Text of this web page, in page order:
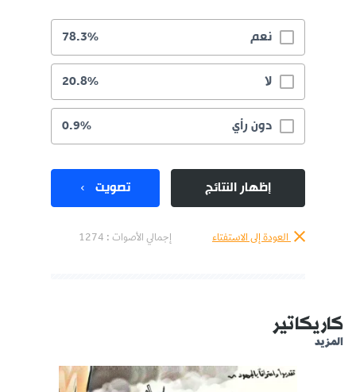
نعم 78.3%
لا 20.8%
دون رأي 0.9%
إظهار النتائج تصويت
العودة إلى الاستفتاء إجمالي الأصوات : 1274
كاريكاتير
المزيد